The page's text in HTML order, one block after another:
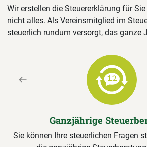
Wir erstellen die Steuererklärung für
nicht alles. Als Vereinsmitglied im
steuerlich rundum versorgt, das ganze
Ganzjährige
Sie können Ihre steuerlichen Fragen
Previous